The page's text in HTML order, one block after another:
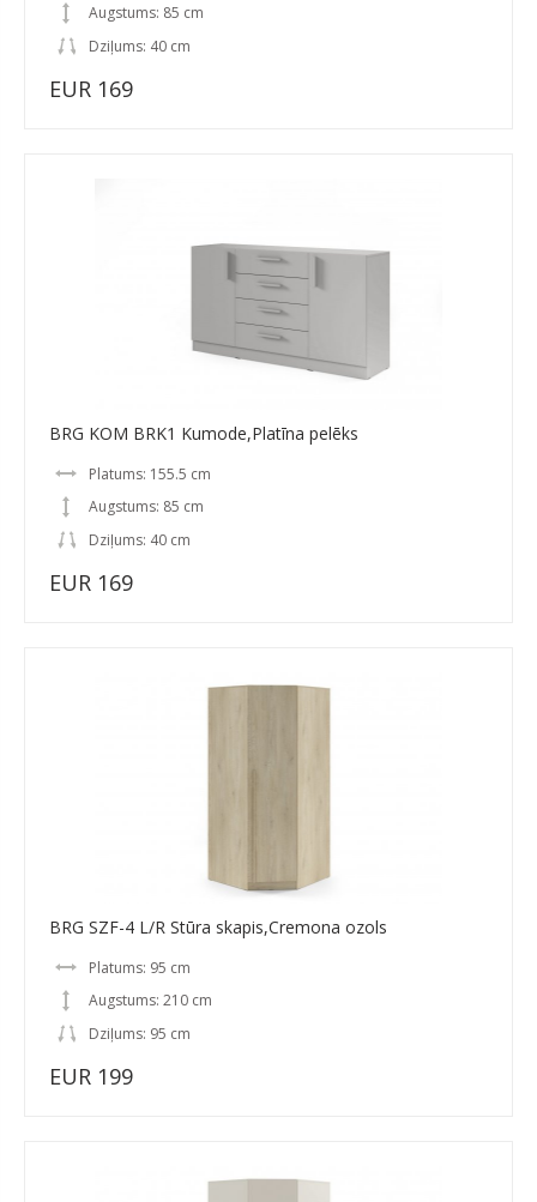
Augstums: 85 cm
Dziļums: 40 cm
EUR 169
BRG KOM BRK1 Kumode,Platīna pelēks
Platums: 155.5 cm
Augstums: 85 cm
Dziļums: 40 cm
EUR 169
BRG SZF-4 L/R Stūra skapis,Cremona ozols
Platums: 95 cm
Augstums: 210 cm
Dziļums: 95 cm
EUR 199